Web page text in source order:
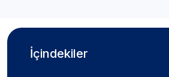
İçindekiler